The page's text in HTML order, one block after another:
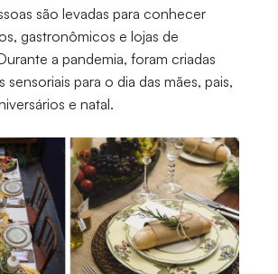
são levadas para conhecer
gastronômicos e lojas de
a pandemia, foram criadas
sensoriais para o dia das mães, pais,
e natal.